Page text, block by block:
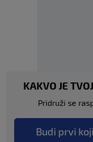
KAKVO JE
Pridruži se
Budi prvi